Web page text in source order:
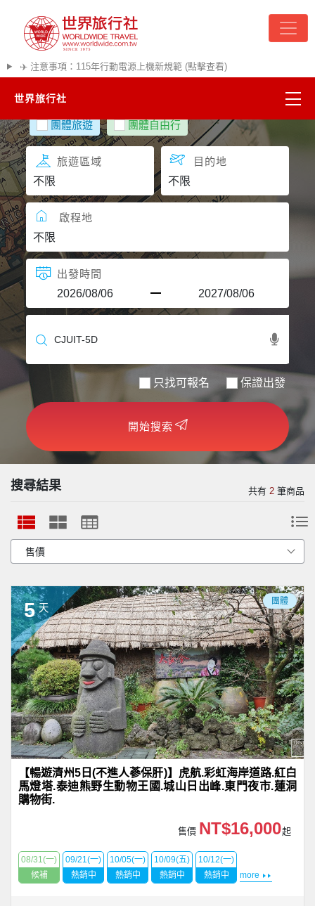
✈️ 注意事項：115年行動電源上機新規範 (點擊查看)
世界旅行社
精彩越南
熱門韓國
超夯日本
悠遊美加
遊輪河輪
世界臻旅
中東非洲
歐洲之旅
頂尖世界
二人成行
團體旅遊 團體自由行
旅遊區域 目的地
啟程地
出發時間
只找可報名 保證出發
開始搜索
搜尋結果 共有 2 筆商品
5 天
團體
【暢遊濟州5日(不進人蔘保肝)】虎航.彩虹海岸道路.紅白
馬燈塔.泰迪熊野生動物王國.城山日出峰.東門夜市.蓮洞
購物街.
售價 NT$16,000起
08/31(一)
候補
09/21(一)
熱銷中
10/05(一)
熱銷中
10/09(五)
熱銷中
10/12(一)
熱銷中
more